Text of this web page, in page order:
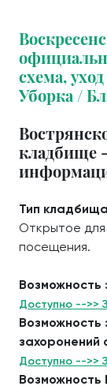
схема,
Уборка /
кладбище
Тип
Открытое для
посещения.
Возможность
Доступно -->>
Возможность
захоронений
Доступно -->>
Возможность